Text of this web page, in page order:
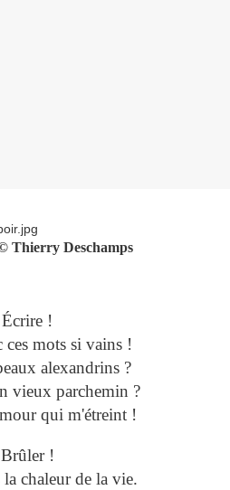
Thierry Deschamps
Écrire !
ces mots si vains !
alexandrins ?
vieux parchemin ?
qui m'étreint !
Brûler !
chaleur de la vie.